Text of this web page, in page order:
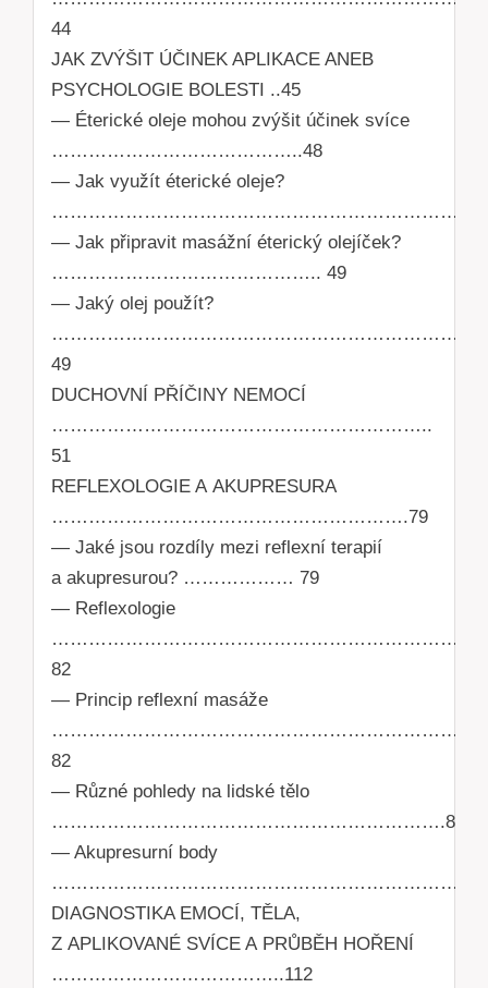
44
JAK ZVÝŠIT ÚČINEK APLIKACE ANEB
PSYCHOLOGIE BOLESTI ..45
— Éterické oleje mohou zvýšit účinek svíce
…………………………………..48
— Jak využít éterické oleje?
— Jak připravit masážní éterický olejíček?
…………………………………….. 49
— Jaký olej použít?
49
DUCHOVNÍ PŘÍČINY NEMOCÍ
……………………………………………………..
51
REFLEXOLOGIE A AKUPRESURA
………………………………………………….79
— Jaké jsou rozdíly mezi reflexní terapií
a akupresurou? ……………… 79
— Reflexologie
82
— Princip reflexní masáže
82
— Různé pohledy na lidské tělo
……………………………………………………….86
— Akupresurní body
DIAGNOSTIKA EMOCÍ, TĚLA,
Z APLIKOVANÉ SVÍCE A PRŮBĚH HOŘENÍ
………………………………..112